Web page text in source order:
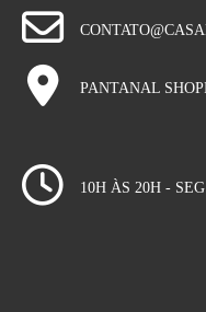
PANTANAL
10H ÀS 20H -